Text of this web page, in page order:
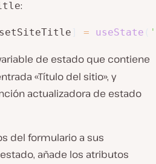
:
= useState
de estado que contiene
«Título del sitio», y
actualizadora de estado
del formulario a sus
añade los atributos